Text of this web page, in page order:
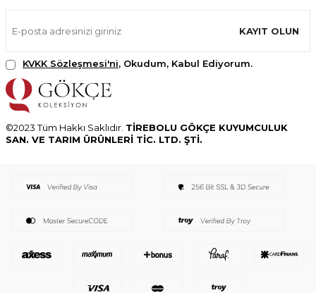
KAYIT OLUN
KVKK Sözleşmesi'ni, Okudum, Kabul Ediyorum.
©2023 Tüm Hakkı Saklıdır. TİREBOLU GÖKÇE KUYUMCULUK
SAN. VE TARIM ÜRÜNLERİ TİC. LTD. ŞTİ.